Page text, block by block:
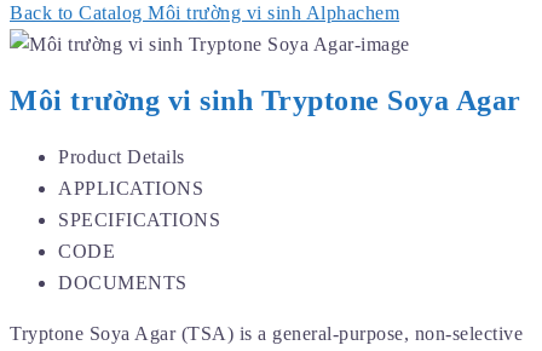
Back to Catalog Môi trường vi sinh Alphachem
Môi trường vi sinh Tryptone Soya Agar
Product Details
APPLICATIONS
SPECIFICATIONS
CODE
DOCUMENTS
Tryptone Soya Agar (TSA) is a general-purpose, non-selective